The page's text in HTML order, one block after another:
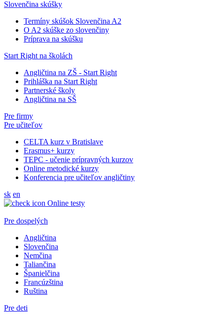
Slovenčina skúšky
Termíny skúšok Slovenčina A2
O A2 skúške zo slovenčiny
Príprava na skúšku
Start Right na školách
Angličtina na ZŠ - Start Right
Prihláška na Start Right
Partnerské školy
Angličtina na SŠ
Pre firmy
Pre učiteľov
CELTA kurz v Bratislave
Erasmus+ kurzy
TEPC - učenie prípravných kurzov
Online metodické kurzy
Konferencia pre učiteľov angličtiny
sk en
Online testy
Pre dospelých
Angličtina
Slovenčina
Nemčina
Taliančina
Španielčina
Francúzština
Ruština
Pre deti